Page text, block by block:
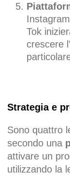
Tok
crescere
Strategia e
Sono quattro
secondo una
attivare un
utilizzando la